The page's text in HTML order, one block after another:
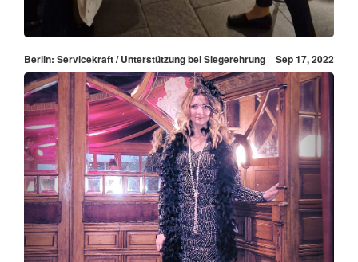
Berlin: Servicekraft / Unterstützung bei Siegerehrung Sep 17, 2022